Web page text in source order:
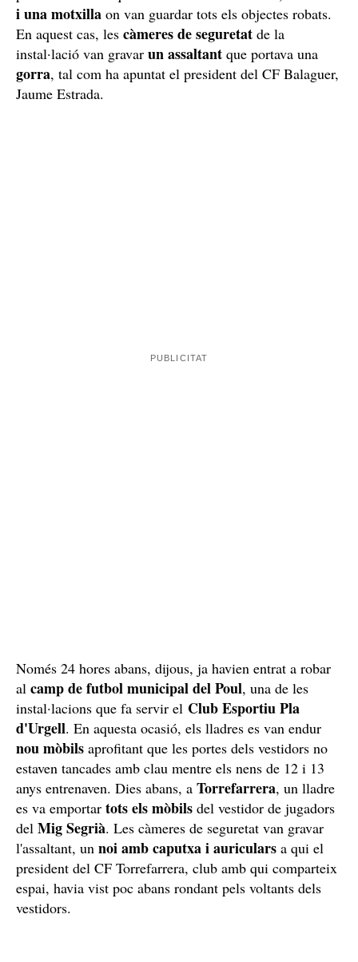
i una motxilla on van guardar tots els objectes robats.
En aquest cas, les càmeres de seguretat de la
instal·lació van gravar un assaltant que portava una
gorra, tal com ha apuntat el president del CF Balaguer,
Jaume Estrada.
Només 24 hores abans, dijous, ja havien entrat a robar
al camp de futbol municipal del Poul, una de les
instal·lacions que fa servir el Club Esportiu Pla
d'Urgell. En aquesta ocasió, els lladres es van endur
nou mòbils aprofitant que les portes dels vestidors no
estaven tancades amb clau mentre els nens de 12 i 13
anys entrenaven. Dies abans, a Torrefarrera, un lladre
es va emportar tots els mòbils del vestidor de jugadors
del Mig Segrià. Les càmeres de seguretat van gravar
l'assaltant, un noi amb caputxa i auriculars a qui el
president del CF Torrefarrera, club amb qui comparteix
espai, havia vist poc abans rondant pels voltants dels
vestidors.